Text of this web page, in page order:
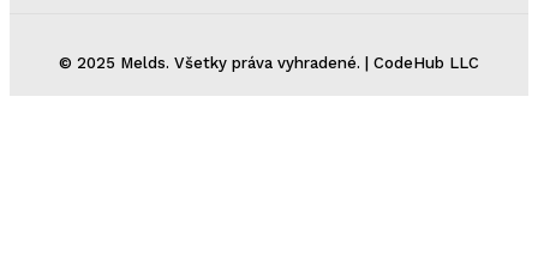
© 2025 Melds. Všetky práva vyhradené. | CodeHub LLC